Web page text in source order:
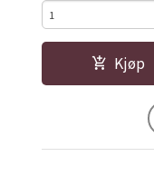
Kjøp